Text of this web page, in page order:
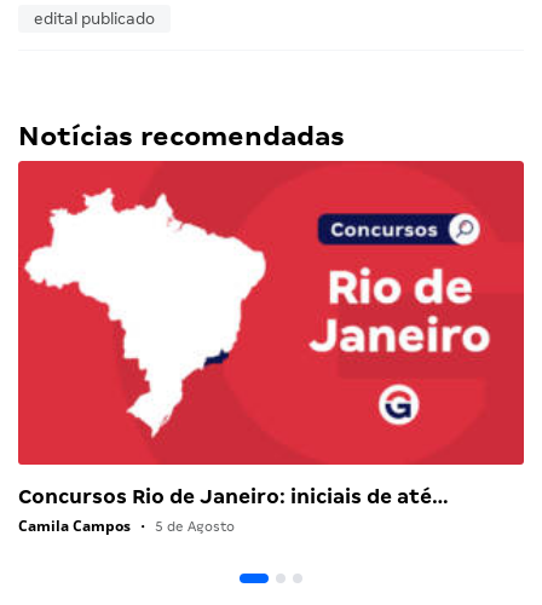
edital publicado
Notícias recomendadas
Concursos Rio de Janeiro: iniciais de até…
Camila Campos • 5 de Agosto